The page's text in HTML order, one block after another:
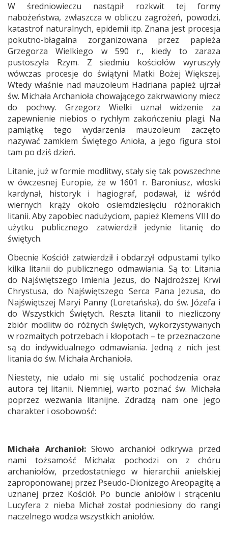
W średniowieczu nastąpił rozkwit tej formy
nabożeństwa, zwłaszcza w obliczu zagrożeń, powodzi,
katastrof naturalnych, epidemii itp. Znana jest procesja
pokutno-błagalna zorganizowana przez papieża
Grzegorza Wielkiego w 590 r., kiedy to zaraza
pustoszyła Rzym. Z siedmiu kościołów wyruszyły
wówczas procesje do świątyni Matki Bożej Większej.
Wtedy właśnie nad mauzoleum Hadriana papież ujrzał
św. Michała Archanioła chowającego zakrwawiony miecz
do pochwy. Grzegorz Wielki uznał widzenie za
zapewnienie niebios o rychłym zakończeniu plagi. Na
pamiątkę tego wydarzenia mauzoleum zaczęto
nazywać zamkiem Świętego Anioła, a jego figura stoi
tam po dziś dzień.
Litanie, już w formie modlitwy, stały się tak powszechne
w ówczesnej Europie, że w 1601 r. Baroniusz, włoski
kardynał, historyk i hagiograf, podawał, iż wśród
wiernych krąży około osiemdziesięciu różnorakich
litanii. Aby zapobiec nadużyciom, papież Klemens VIII do
użytku publicznego zatwierdził jedynie litanię do
świętych.
Obecnie Kościół zatwierdził i obdarzył odpustami tylko
kilka litanii do publicznego odmawiania. Są to: Litania
do Najświętszego Imienia Jezus, do Najdroższej Krwi
Chrystusa, do Najświętszego Serca Pana Jezusa, do
Najświętszej Maryi Panny (Loretańska), do św. Józefa i
do Wszystkich Świętych. Reszta litanii to niezliczony
zbiór modlitw do różnych świętych, wykorzystywanych
w rozmaitych potrzebach i kłopotach – te przeznaczone
są do indywidualnego odmawiania. Jedną z nich jest
litania do św. Michała Archanioła.
Niestety, nie udało mi się ustalić pochodzenia oraz
autora tej litanii. Niemniej, warto poznać św. Michała
poprzez wezwania litanijne. Zdradzą nam one jego
charakter i osobowość:
Michała Archanioł:Słowo archanioł odkrywa przed
nami tożsamość Michała: pochodzi on z chóru
archaniołów, przedostatniego w hierarchii anielskiej
zaproponowanej przez Pseudo-Dionizego Areopagitę a
uznanej przez Kościół. Po buncie aniołów i strąceniu
Lucyfera z nieba Michał został podniesiony do rangi
naczelnego wodza wszystkich aniołów.